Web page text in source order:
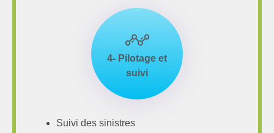
4- Pilotage et
suivi
Suivi des sinistres